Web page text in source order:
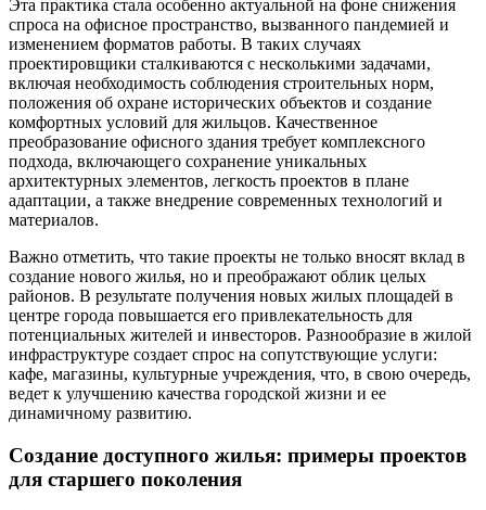
Эта практика стала особенно актуальной на фоне снижения
спроса на офисное пространство, вызванного пандемией и
изменением форматов работы. В таких случаях
проектировщики сталкиваются с несколькими задачами,
включая необходимость соблюдения строительных норм,
положения об охране исторических объектов и создание
комфортных условий для жильцов. Качественное
преобразование офисного здания требует комплексного
подхода, включающего сохранение уникальных
архитектурных элементов, легкость проектов в плане
адаптации, а также внедрение современных технологий и
материалов.
Важно отметить, что такие проекты не только вносят вклад в
создание нового жилья, но и преображают облик целых
районов. В результате получения новых жилых площадей в
центре города повышается его привлекательность для
потенциальных жителей и инвесторов. Разнообразие в жилой
инфраструктуре создает спрос на сопутствующие услуги:
кафе, магазины, культурные учреждения, что, в свою очередь,
ведет к улучшению качества городской жизни и ее
динамичному развитию.
Создание доступного жилья: примеры проектов
для старшего поколения